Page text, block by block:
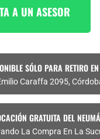
A UN ASESOR
SÓLO PARA RETIRO
Caraffa 2095,
GRATUITA DEL
La Compra En La